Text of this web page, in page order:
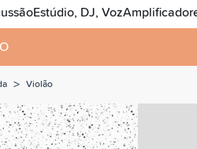
Estúdio, DJ, Voz
> Violão